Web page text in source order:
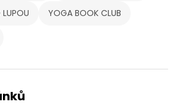
YOGA BOOK CLUB